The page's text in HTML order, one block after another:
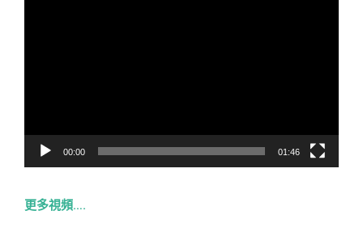
00:00 01:46
更多視頻….